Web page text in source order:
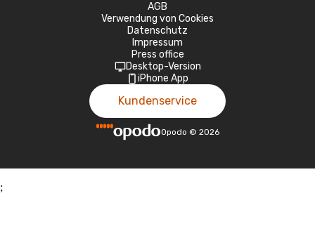
AGB
Verwendung von Cookies
Datenschutz
Impressum
Press office
Desktop-Version
iPhone App
Kundenservice
Opodo © 2026
;